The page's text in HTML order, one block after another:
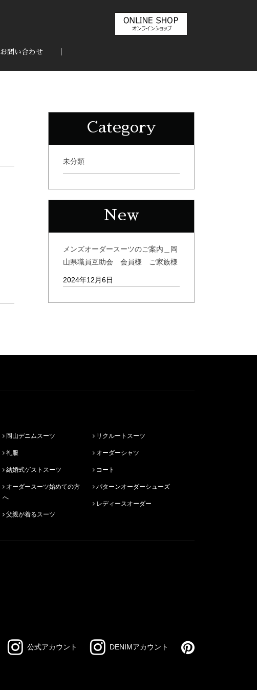
お問い合わせ
Category
未分類
New
メンズオーダースーツのご案内＿岡
山県職員互助会 会員様 ご家族様
2024年12月6日
岡山デニムスーツ
礼服
結婚式ゲストスーツ
へ
父親が着るスーツ
リクルートスーツ
オーダーシャツ
コート
パターンオーダーシューズ
レディースオーダー
公式アカウント DENIMアカウント